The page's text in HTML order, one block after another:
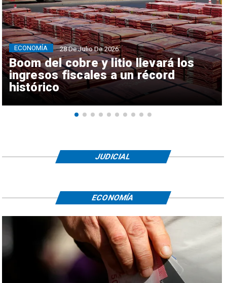
Boom del cobre y litio llevará los
ingresos fiscales a un récord
histórico
ECONOMÍA 28 De Julio De 2026
JUDICIAL
ECONOMÍA